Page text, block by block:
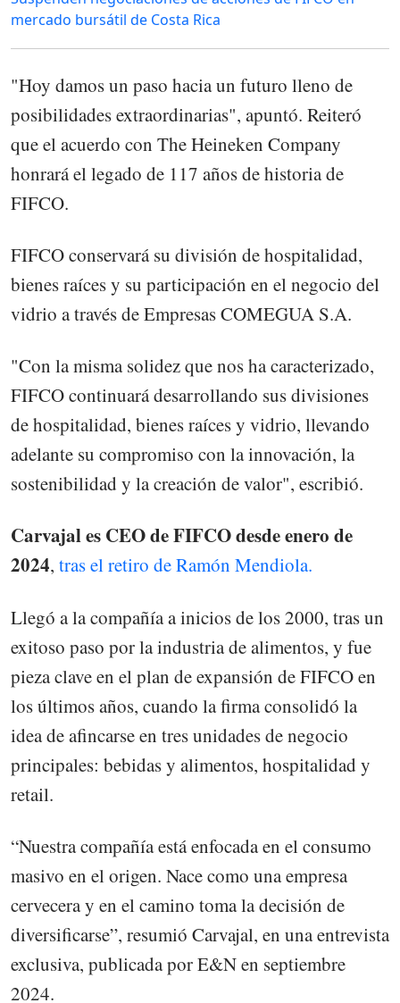
mercado bursátil de Costa Rica
"Hoy damos un paso hacia un futuro lleno de
posibilidades extraordinarias", apuntó. Reiteró
que el acuerdo con The Heineken Company
honrará el legado de 117 años de historia de
FIFCO.
FIFCO conservará su división de hospitalidad,
bienes raíces y su participación en el negocio del
vidrio a través de Empresas COMEGUA S.A.
"Con la misma solidez que nos ha caracterizado,
FIFCO continuará desarrollando sus divisiones
de hospitalidad, bienes raíces y vidrio, llevando
adelante su compromiso con la innovación, la
sostenibilidad y la creación de valor", escribió.
Carvajal es CEO de FIFCO desde enero de
2024, tras el retiro de Ramón Mendiola.
Llegó a la compañía a inicios de los 2000, tras un
exitoso paso por la industria de alimentos, y fue
pieza clave en el plan de expansión de FIFCO en
los últimos años, cuando la firma consolidó la
idea de afincarse en tres unidades de negocio
principales: bebidas y alimentos, hospitalidad y
retail.
“Nuestra compañía está enfocada en el consumo
masivo en el origen. Nace como una empresa
cervecera y en el camino toma la decisión de
diversificarse”, resumió Carvajal, en una entrevista
exclusiva, publicada por E&N en septiembre
2024.